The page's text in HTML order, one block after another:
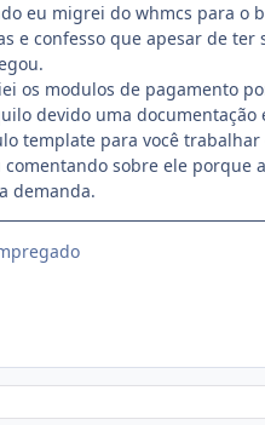
eu migrei do whmcs para o
e confesso que apesar de
os modulos de pagamento
devido uma
template para você trabalhar
comentando sobre ele porque
demanda.